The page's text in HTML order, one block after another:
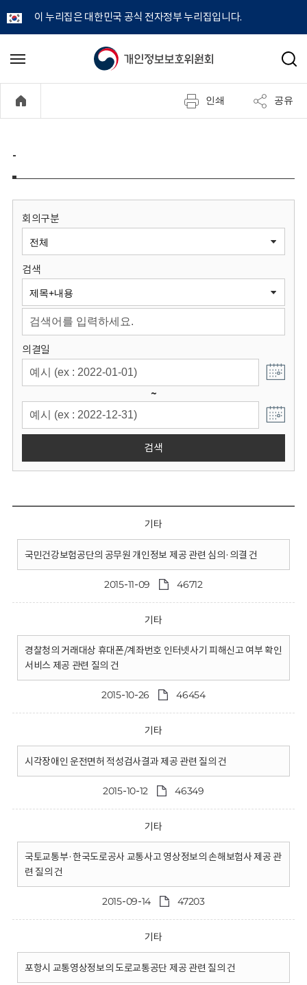
이 누리집은 대한민국 공식 전자정부 누리집입니다.
개
정
보
원
회
메
기
검
인쇄 공유
-
회의구분
검색
의결일
~
검색
기타
국민건강보험공단의 공무원 개인정보 제공 관련 심의·의결 건
2015-11-09 46712
기타
경찰청의 거래대상 휴대폰/계좌번호 인터넷사기 피해신고 여부 확인
서비스 제공 관련 질의 건
2015-10-26 46454
기타
시각장애인 운전면허 적성검사결과 제공 관련 질의 건
2015-10-12 46349
기타
국토교통부·한국도로공사 교통사고 영상정보의 손해보험사 제공 관
련 질의 건
2015-09-14 47203
기타
포항시 교통영상정보의 도로교통공단 제공 관련 질의 건